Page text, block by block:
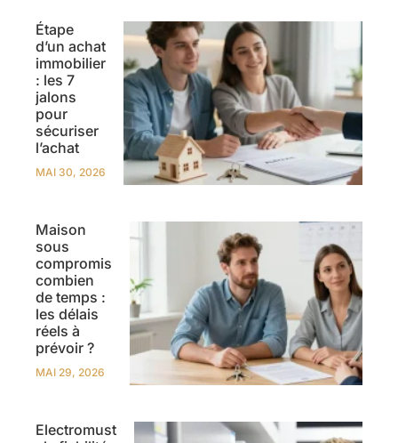
Étape
d’un achat
immobilier
: les 7
jalons
pour
sécuriser
l’achat
MAI 30, 2026
Maison
sous
compromis
combien
de temps :
les délais
réels à
prévoir ?
MAI 29, 2026
Electromust